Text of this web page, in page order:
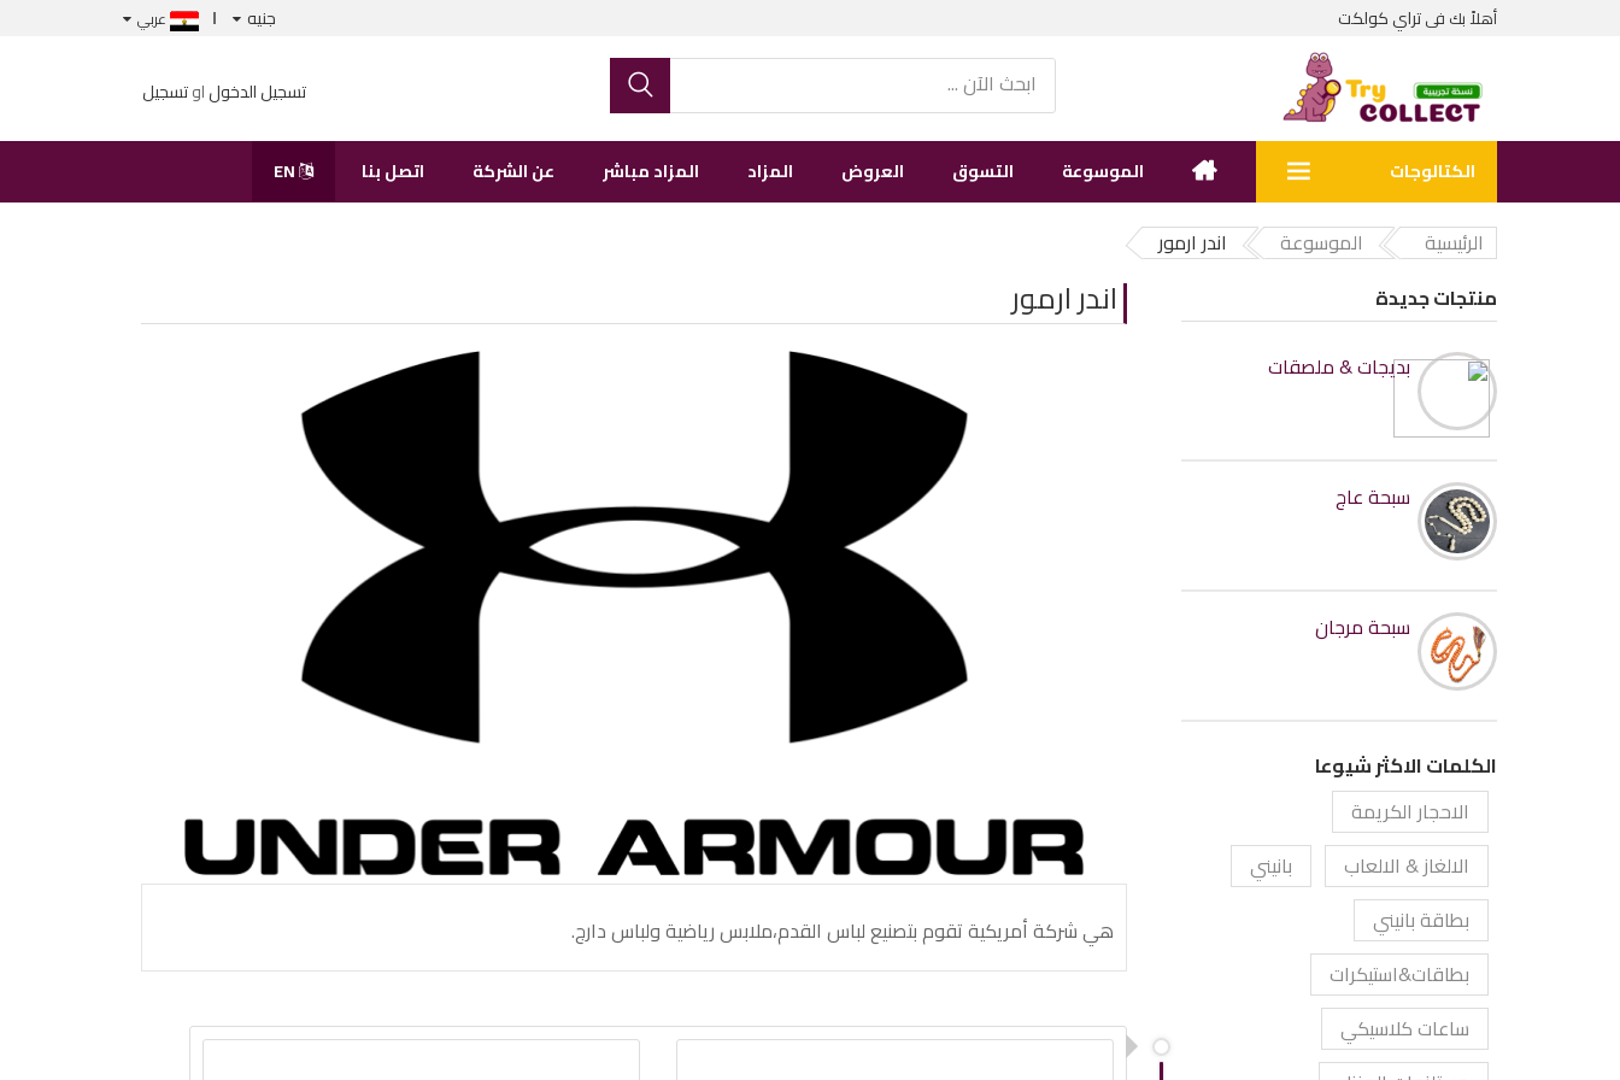
أهلاً بك فىتراي كولكت جنيه عربي
تسجيل الدخولاوتسجيل
الكتالوجات الموسوعة التسوق العروض المزاد المزاد مباشر عن الشركة اتصل بنا
الرئيسية الموسوعة
اندر ارمور
منتجات جديدة
بديجات & ملصقات
سبحة عاج
سبحة مرجان
الكلمات الاكثر شيوعا
الاحجار الكريمة
الالغاز & الالعاب
بانيني
بطاقة بانيني
بطاقات&استيكرات
ساعات كلاسيكي
اندر ارمور
هي شركة أمريكية تقوم بتصنيع لباس القدم،ملابس رياضية ولباس دارج.